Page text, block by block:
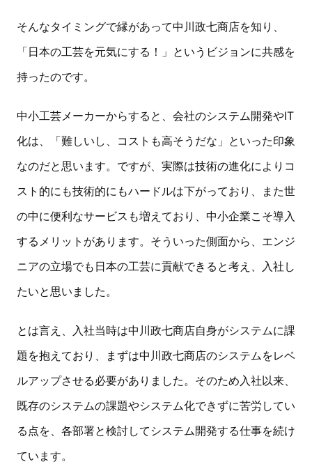
そんなタイミングで縁があって中川政七商店を知り、
「日本の工芸を元気にする！」というビジョンに共感を
持ったのです。
中小工芸メーカーからすると、会社のシステム開発やIT
化は、「難しいし、コストも高そうだな」といった印象
なのだと思います。ですが、実際は技術の進化によりコ
スト的にも技術的にもハードルは下がっており、また世
の中に便利なサービスも増えており、中小企業こそ導入
するメリットがあります。そういった側面から、エンジ
ニアの立場でも日本の工芸に貢献できると考え、入社し
たいと思いました。
とは言え、入社当時は中川政七商店自身がシステムに課
題を抱えており、まずは中川政七商店のシステムをレベ
ルアップさせる必要がありました。そのため入社以来、
既存のシステムの課題やシステム化できずに苦労してい
る点を、各部署と検討してシステム開発する仕事を続け
ています。